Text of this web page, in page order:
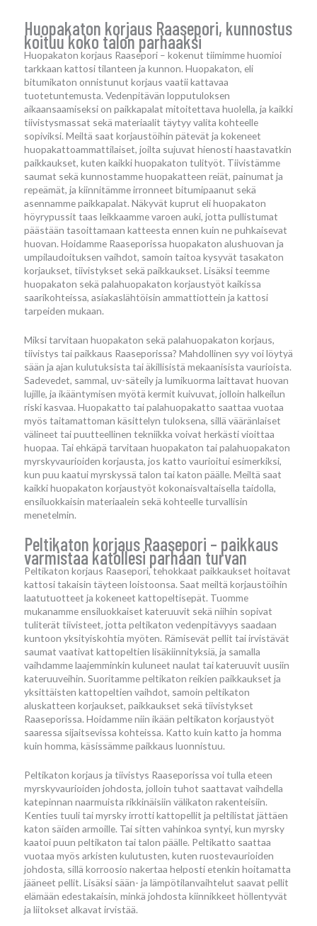
Huopakaton korjaus Raasepori, kunnostus
koituu koko talon parhaaksi
Huopakaton korjaus Raasepori – kokenut tiimimme huomioi
tarkkaan kattosi tilanteen ja kunnon. Huopakaton, eli
bitumikaton onnistunut korjaus vaatii kattavaa
tuotetuntemusta. Vedenpitävän lopputuloksen
aikaansaamiseksi on paikkapalat mitoitettava huolella, ja kaikki
tiivistysmassat sekä materiaalit täytyy valita kohteelle
sopiviksi. Meiltä saat korjaustöihin pätevät ja kokeneet
huopakattoammattilaiset, joilta sujuvat hienosti haastavatkin
paikkaukset, kuten kaikki huopakaton tulityöt. Tiivistämme
saumat sekä kunnostamme huopakatteen reiät, painumat ja
repeämät, ja kiinnitämme irronneet bitumipaanut sekä
asennamme paikkapalat. Näkyvät kuprut eli huopakaton
höyrypussit taas leikkaamme varoen auki, jotta pullistumat
päästään tasoittamaan katteesta ennen kuin ne puhkaisevat
huovan. Hoidamme Raaseporissa huopakaton alushuovan ja
umpilaudoituksen vaihdot, samoin taitoa kysyvät tasakaton
korjaukset, tiivistykset sekä paikkaukset. Lisäksi teemme
huopakaton sekä palahuopakaton korjaustyöt kaikissa
saarikohteissa, asiakaslähtöisin ammattiottein ja kattosi
tarpeiden mukaan.
Miksi tarvitaan huopakaton sekä palahuopakaton korjaus,
tiivistys tai paikkaus Raaseporissa? Mahdollinen syy voi löytyä
sään ja ajan kulutuksista tai äkillisistä mekaanisista vaurioista.
Sadevedet, sammal, uv-säteily ja lumikuorma laittavat huovan
lujille, ja ikääntymisen myötä kermit kuivuvat, jolloin halkeilun
riski kasvaa. Huopakatto tai palahuopakatto saattaa vuotaa
myös taitamattoman käsittelyn tuloksena, sillä vääränlaiset
välineet tai puutteellinen tekniikka voivat herkästi vioittaa
huopaa. Tai ehkäpä tarvitaan huopakaton tai palahuopakaton
myrskyvaurioiden korjausta, jos katto vaurioitui esimerkiksi,
kun puu kaatui myrskyssä talon tai katon päälle. Meiltä saat
kaikki huopakaton korjaustyöt kokonaisvaltaisella taidolla,
ensiluokkaisin materiaalein sekä kohteelle turvallisin
menetelmin.
Peltikaton korjaus Raasepori – paikkaus
varmistaa katollesi parhaan turvan
Peltikaton korjaus Raasepori, tehokkaat paikkaukset hoitavat
kattosi takaisin täyteen loistoonsa. Saat meiltä korjaustöihin
laatutuotteet ja kokeneet kattopeltisepät. Tuomme
mukanamme ensiluokkaiset kateruuvit sekä niihin sopivat
tuliterät tiivisteet, jotta peltikaton vedenpitävyys saadaan
kuntoon yksityiskohtia myöten. Rämisevät pellit tai irvistävät
saumat vaativat kattopeltien lisäkiinnityksiä, ja samalla
vaihdamme laajemminkin kuluneet naulat tai kateruuvit uusiin
kateruuveihin. Suoritamme peltikaton reikien paikkaukset ja
yksittäisten kattopeltien vaihdot, samoin peltikaton
aluskatteen korjaukset, paikkaukset sekä tiivistykset
Raaseporissa. Hoidamme niin ikään peltikaton korjaustyöt
saaressa sijaitsevissa kohteissa. Katto kuin katto ja homma
kuin homma, käsissämme paikkaus luonnistuu.
Peltikaton korjaus ja tiivistys Raaseporissa voi tulla eteen
myrskyvaurioiden johdosta, jolloin tuhot saattavat vaihdella
katepinnan naarmuista rikkinäisiin välikaton rakenteisiin.
Kenties tuuli tai myrsky irrotti kattopellit ja peltilistat jättäen
katon säiden armoille. Tai sitten vahinkoa syntyi, kun myrsky
kaatoi puun peltikaton tai talon päälle. Peltikatto saattaa
vuotaa myös arkisten kulutusten, kuten ruostevaurioiden
johdosta, sillä korroosio nakertaa helposti etenkin hoitamatta
jääneet pellit. Lisäksi sään- ja lämpötilanvaihtelut saavat pellit
elämään edestakaisin, minkä johdosta kiinnikkeet höllentyvät
ja liitokset alkavat irvistää.